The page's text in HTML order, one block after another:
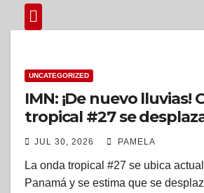
UNCATEGORIZED
IMN: ¡De nuevo lluvias!
tropical #27 se
territorio nacional
JUL 30, 2026 PAMELA
La onda tropical #27 se ubica
Panamá y se estima que se